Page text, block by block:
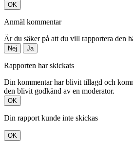
OK
Anmäl kommentar
Är du säker på att du vill rapportera den
Nej Ja
Rapporten har skickats
Din kommentar har blivit tillagd och
den blivit godkänd av en moderator.
OK
Din rapport kunde inte skickas
OK